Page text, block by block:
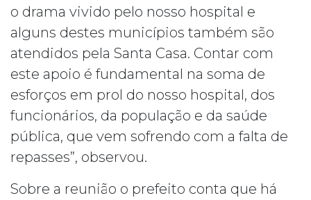
o drama vivido pelo nosso hospital e
alguns destes municípios também são
atendidos pela Santa Casa. Contar com
este apoio é fundamental na soma de
esforços em prol do nosso hospital, dos
funcionários, da população e da saúde
pública, que vem sofrendo com a falta de
repasses”, observou.
Sobre a reunião o prefeito conta que há